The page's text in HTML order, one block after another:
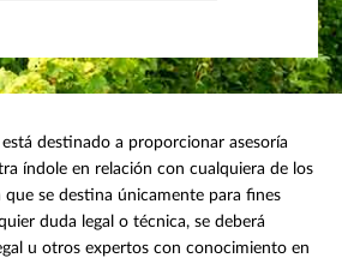
destinado a proporcionar asesoría
índole en relación con cualquiera de los
que se destina únicamente para fines
duda legal o técnica, se deberá
u otros expertos con conocimiento en